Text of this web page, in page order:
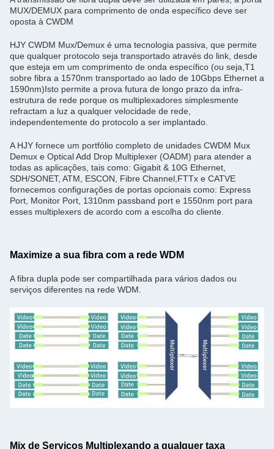
MUX/DEMUX para comprimento de onda específico deve ser
oposta à CWDM
HJY CWDM Mux/Demux é uma tecnologia passiva, que permite
que qualquer protocolo seja transportado através do link, desde
que esteja em um comprimento de onda específico (ou seja,T1
sobre fibra a 1570nm transportado ao lado de 10Gbps Ethernet a
1590nm)Isto permite a prova futura de longo prazo da infra-
estrutura de rede porque os multiplexadores simplesmente
refractam a luz a qualquer velocidade de rede,
independentemente do protocolo a ser implantado.
A HJY fornece um portfólio completo de unidades CWDM Mux
Demux e Optical Add Drop Multiplexer (OADM) para atender a
todas as aplicações, tais como: Gigabit & 10G Ethernet,
SDH/SONET, ATM, ESCON, Fibre Channel,FTTx e CATVE
fornecemos configurações de portas opcionais como: Express
Port, Monitor Port, 1310nm passband port e 1550nm port para
esses multiplexers de acordo com a escolha do cliente.
Maximize a sua fibra com a rede WDM
A fibra dupla pode ser compartilhada para vários dados ou
serviços diferentes na rede WDM.
Mix de Serviços Multiplexando a qualquer taxa